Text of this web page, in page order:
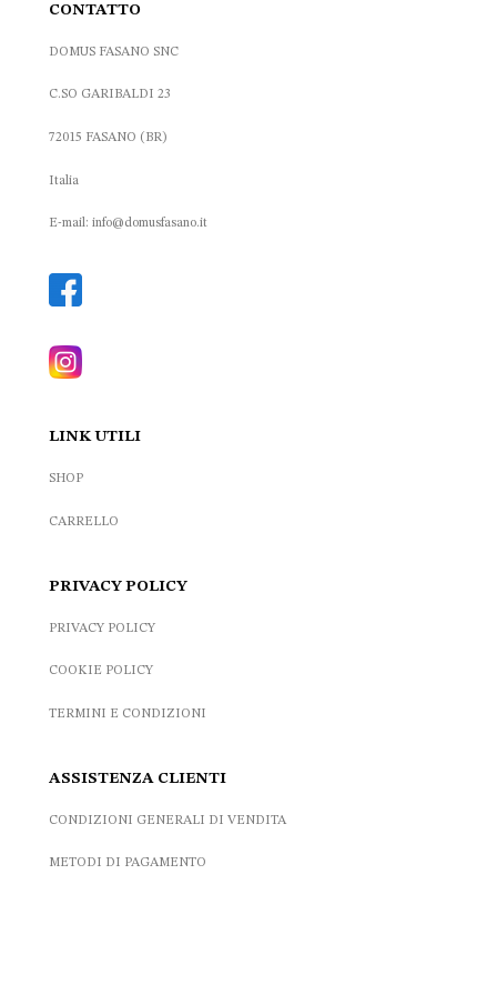
CONTATTO
DOMUS FASANO SNC
C.SO GARIBALDI 23
72015 FASANO (BR)
Italia
E-mail: info@domusfasano.it
LINK UTILI
SHOP
CARRELLO
PRIVACY POLICY
PRIVACY POLICY
COOKIE POLICY
TERMINI E CONDIZIONI
ASSISTENZA CLIENTI
CONDIZIONI GENERALI DI VENDITA
METODI DI PAGAMENTO